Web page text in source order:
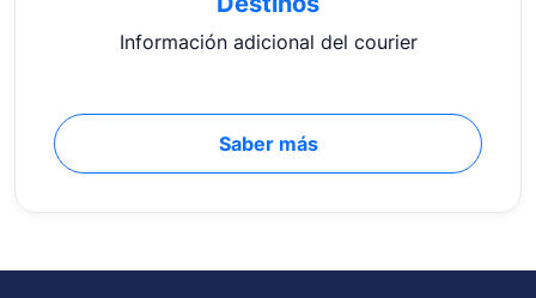
Información adicional del courier
Saber más